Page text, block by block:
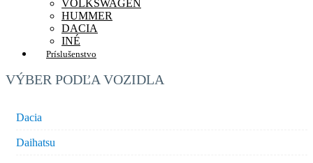
VOLKSWAGEN
HUMMER
DACIA
INÉ
Príslušenstvo
VÝBER PODĽA VOZIDLA
Dacia
Daihatsu